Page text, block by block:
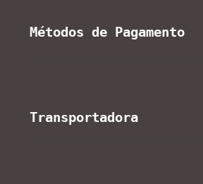
Métodos de Pagamento
Transportadora